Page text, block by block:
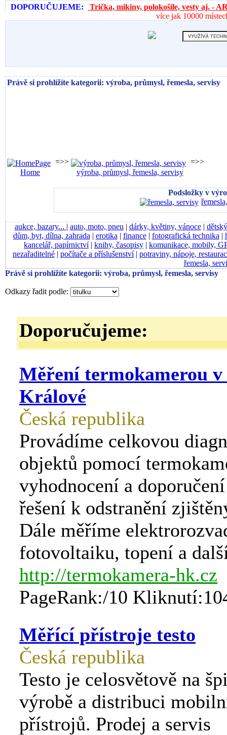
DOPORUČUJEME:
Trička, mikiny, polokošile, vesty aj. -
více jak 10000
Právě si prohlížíte kategorii: výroba, průmysl, řemesla, servisy
Home
=>>
výroba, průmysl, řemesla, servisy
=>>
Podsložky v
aukce, bazary... | auto, moto, pneu | dárky, květiny, vánoce|
dům, byt, dílna, zahrada | erotika | finance| fotografická technika |
kancelář, papírnictví| knihy, časopisy | komunikace, mobily,
nezařaditelné | počítače a příslušenství| potraviny, nápoje,
řemesla,
Právě si prohlížíte kategorii: výroba, průmysl, řemesla, servisy
Odkazy řadit podle:
Doporučujeme:
Měření termokamerou
Králové
Česká republika
Provádíme celkovou
objektů pomocí
vyhodnocení a
řešení k odstranění
Dále měříme
fotovoltaiku, topení a
http://termokamera-hk.cz
PageRank:/10
Měřící přístroje testo
Česká republika
Testo je celosvětově na
výrobě a distribuci
přístrojů. Prodej a servis